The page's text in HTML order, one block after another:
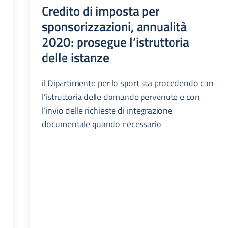
Credito di imposta per
sponsorizzazioni, annualità
2020: prosegue l’istruttoria
delle istanze
il Dipartimento per lo sport sta procedendo con
l’istruttoria delle domande pervenute e con
l’invio delle richieste di integrazione
documentale quando necessario